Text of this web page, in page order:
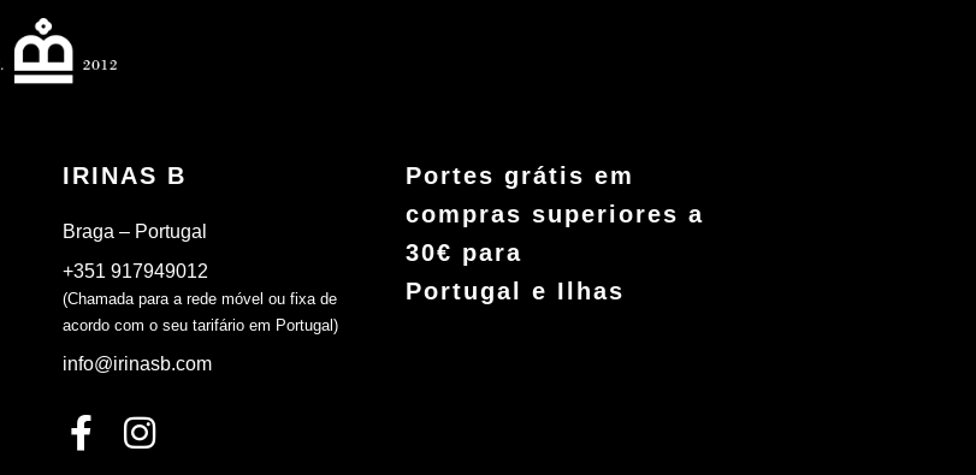
IRINAS B
Braga – Portugal
+351 917949012
(Chamada para a rede móvel ou fixa de
acordo com o seu tarifário em Portugal)
info@irinasb.com
Portes grátis em
compras superiores a
30€ para
Portugal e Ilhas